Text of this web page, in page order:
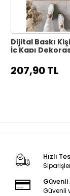
Dijital Baskı
İç Kapı
207,90 TL
Hızlı
Güvenli
Güvenli